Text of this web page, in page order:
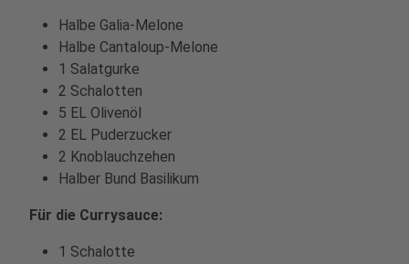
Halbe Galia-Melone
Halbe Cantaloup-Melone
1 Salatgurke
2 Schalotten
5 EL Olivenöl
2 EL Puderzucker
2 Knoblauchzehen
Halber Bund Basilikum
Für die Currysauce:
1 Schalotte